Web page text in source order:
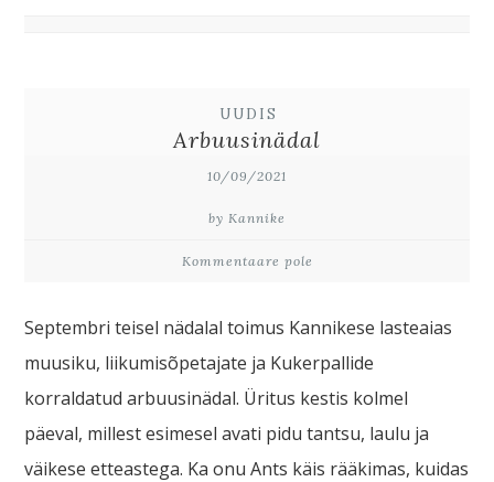
UUDIS
Arbuusinädal
10/09/2021
by Kannike
Kommentaare pole
Septembri teisel nädalal toimus Kannikese lasteaias
muusiku, liikumisõpetajate ja Kukerpallide
korraldatud arbuusinädal. Üritus kestis kolmel
päeval, millest esimesel avati pidu tantsu, laulu ja
väikese etteastega. Ka onu Ants käis rääkimas, kuidas